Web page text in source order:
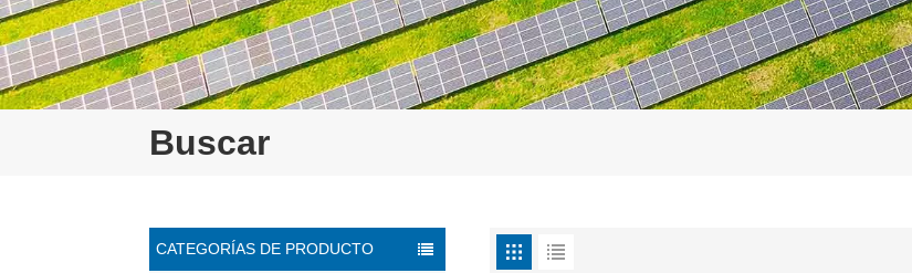
Buscar
CATEGORÍAS DE PRODUCTO